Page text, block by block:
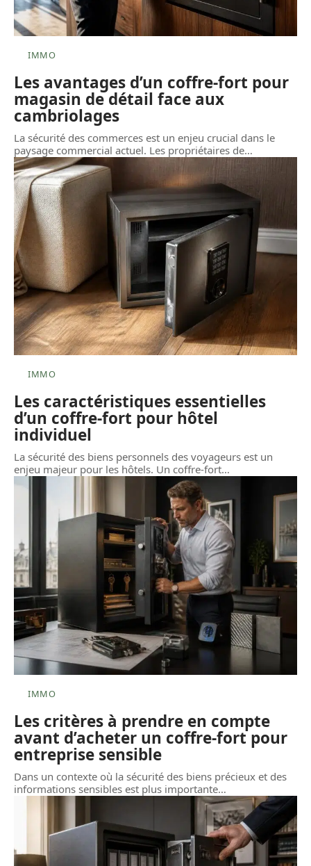
IMMO
Les avantages d’un coffre-fort pour
magasin de détail face aux
cambriolages
La sécurité des commerces est un enjeu crucial dans le
paysage commercial actuel. Les propriétaires de…
IMMO
Les caractéristiques essentielles
d’un coffre-fort pour hôtel
individuel
La sécurité des biens personnels des voyageurs est un
enjeu majeur pour les hôtels. Un coffre-fort…
IMMO
Les critères à prendre en compte
avant d’acheter un coffre-fort pour
entreprise sensible
Dans un contexte où la sécurité des biens précieux et des
informations sensibles est plus importante…